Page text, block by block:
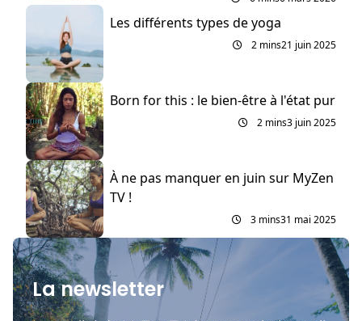
Les différents types de yoga
2 mins21 juin 2025
Born for this : le bien-être à l'état pur
2 mins3 juin 2025
À ne pas manquer en juin sur MyZen
TV !
3 mins31 mai 2025
La newsletter